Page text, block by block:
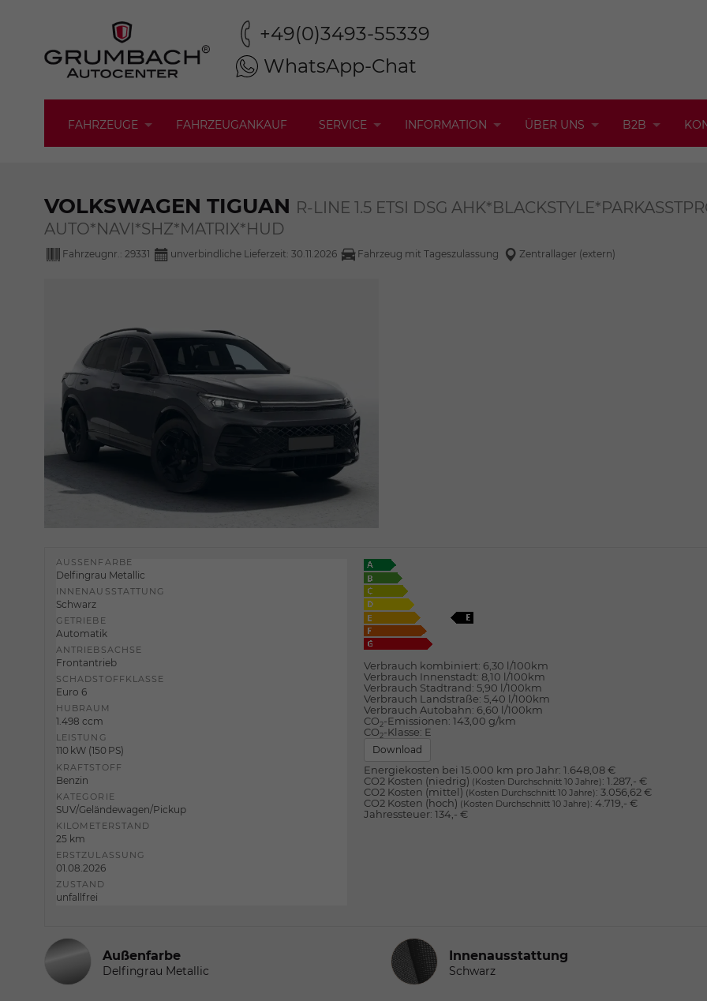
+49(0)3493-55339
WhatsApp-Chat
FAHRZEUGE FAHRZEUGANKAUF SERVICE INFORMATION ÜBER UNS B2B
VOLKSWAGEN TIGUAN R-LINE 1.5 ETSI DSG
AUTO*NAVI*SHZ*MATRIX*HUD
Fahrzeugnr.: 29331 unverbindliche Lieferzeit: 30.11.2026 Fahrzeug mit Tageszulassung Zentrallager (extern)
AUSSENFARBE
Delfingrau Metallic
INNENAUSSTATTUNG
Schwarz
GETRIEBE
Automatik
ANTRIEBSACHSE
Frontantrieb
SCHADSTOFFKLASSE
Euro 6
HUBRAUM
1.498 ccm
LEISTUNG
110 kW (150 PS)
KRAFTSTOFF
Benzin
KATEGORIE
SUV/Geländewagen/Pickup
KILOMETERSTAND
25 km
ERSTZULASSUNG
01.08.2026
ZUSTAND
unfallfrei
Verbrauch kombiniert: 6,30 l/100km
Verbrauch Innenstadt: 8,10 l/100km
Verbrauch Stadtrand: 5,90 l/100km
Verbrauch Landstraße: 5,40 l/100km
Verbrauch Autobahn: 6,60 l/100km
CO2-Emissionen: 143,00 g/km
CO2-Klasse: E
Download
Energiekosten bei 15.000 km pro Jahr: 1.648,08 €
CO2 Kosten (niedrig) (Kosten Durchschnitt 10 Jahre): 1.287,- €
CO2 Kosten (mittel) (Kosten Durchschnitt 10 Jahre): 3.056,62 €
CO2 Kosten (hoch) (Kosten Durchschnitt 10 Jahre): 4.719,- €
Jahressteuer: 134,- €
Außenfarbe
Delfingrau Metallic
Innenausstattung
Innenausstattung
Schwarz